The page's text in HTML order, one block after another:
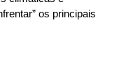
os principais